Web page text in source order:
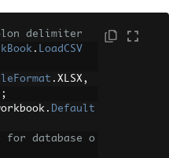
delimiter
. LoadCSV
. XLSX,
. Default
for database o